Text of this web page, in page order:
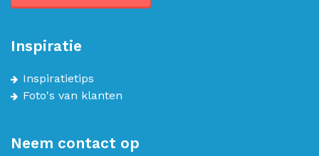
Inspiratie
Inspiratietips
Foto's van klanten
Neem contact op